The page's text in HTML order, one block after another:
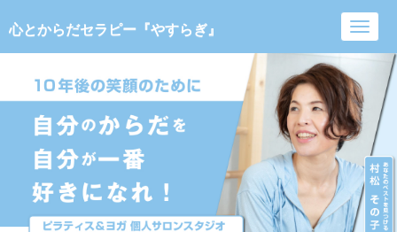
心とからだセラピー『やすらぎ』